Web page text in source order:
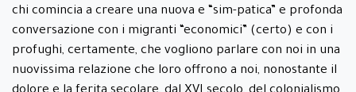
chi comincia a creare una nuova e “sim-patica” e profonda
conversazione con i migranti “economici” (certo) e con i
profughi, certamente, che vogliono parlare con noi in una
nuovissima relazione che loro offrono a noi, nonostante il